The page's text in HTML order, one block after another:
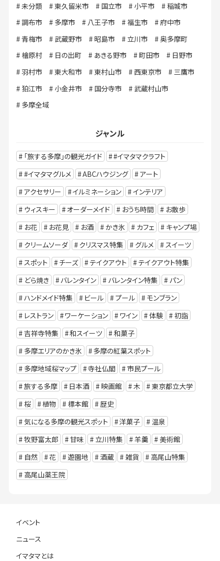
未分類 東久留米市 国立市 小平市
稲城市
調布市
多摩市 八王子市 福生市
府中市
青梅市
武蔵野市 昭島市 立川市
奥多摩町
檜原村
日の出町 あきる野市 町田市
日野市
羽村市
東大和市 東村山市 西東京市
三鷹市
狛江市
小金井市 国分寺市
武蔵村山市
多摩全域
ジャンル
「旅する多摩」の観光ガイド
#イマタマクラフト
#イマタマグルメ
ABCハウジング
アート
アクセサリー
イルミネーション
インテリア
ウィスキー
オーダーメイド おうち時間
お散歩
お花
お花見 お酒 かき氷 カフェ
キャンプ場
クリームソーダ
クリスマス特集 グルメ
スイーツ
スポット
チーズ テイクアウト
テイクアウト特集
どら焼き
バレンタイン バレンタイン特集
パン
ハンドメイド特集
ビール プール
モンブラン
レストラン
ワーケーション ワイン 体験
初詣
吉祥寺特集
和スイーツ
和菓子
多摩エリアのかき氷
多摩の紅葉スポット
多摩地域桜マップ
寺社仏閣
市民プール
旅する多摩
日本酒 映画館 木
東京都立大学
桜
植物 標本館
歴史
気になる多摩の観光スポット
洋菓子
温泉
牧野富太郎
甘味 立川特集 羊羹
美術館
自然
花 遊園地 酒蔵 雑貨
高尾山特集
高尾山薬王院
イベント
ニュース
イマタマとは